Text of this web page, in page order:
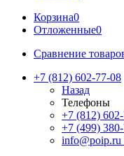
Корзина0
Отложенные0
Сравнение
+7 (812) 602-77-08
Назад
Телефоны
+7 (812)
+7 (499)
info@poip.ru